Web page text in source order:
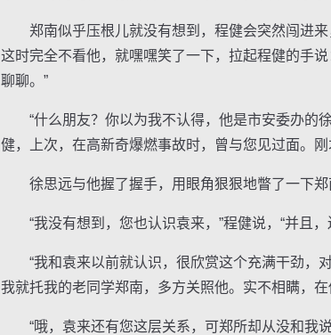
郑南似乎压根儿就没有想到，程健会突然闯进来
这时完全不看他，就嘿嘿笑了一下，拉起程健的手
聊聊。”
“什么朋友？你以为我不认得，他是市安委办的徐
健，上次，在高新奇爆燃事故时，曾与您见过面。
徐思远与他握了握手，用眼角狠狠地瞥了一下郑
“我没有想到，您也认识袁来，”程健说，“并且，
“我和袁来以前就认识，很欣赏这个充满干劲，对
我就托我的老同学郑南，多方关照他。实不相瞒，
“哦，袁来还有您这层关系，可郑所却从没和我说